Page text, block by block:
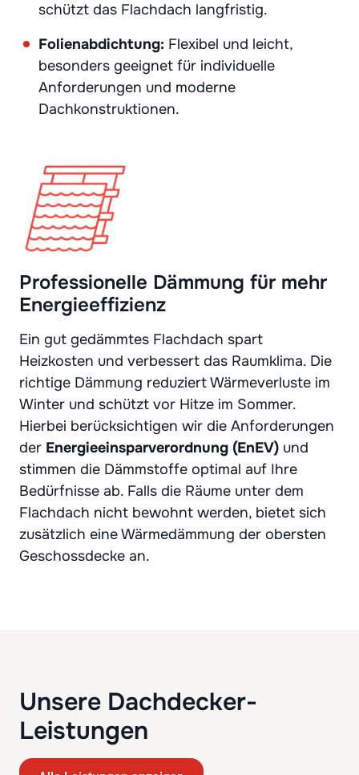
schützt das Flachdach langfristig.
Folienabdichtung: Flexibel und leicht,
besonders geeignet für individuelle
Anforderungen und moderne
Dachkonstruktionen.
Professionelle Dämmung für mehr
Energieeffizienz
Ein gut gedämmtes Flachdach spart
Heizkosten und verbessert das Raumklima. Die
richtige Dämmung reduziert Wärmeverluste im
Winter und schützt vor Hitze im Sommer.
Hierbei berücksichtigen wir die Anforderungen
der Energieeinsparverordnung (EnEV) und
stimmen die Dämmstoffe optimal auf Ihre
Bedürfnisse ab. Falls die Räume unter dem
Flachdach nicht bewohnt werden, bietet sich
zusätzlich eine Wärmedämmung der obersten
Geschossdecke an.
Unsere Dachdecker-
Leistungen